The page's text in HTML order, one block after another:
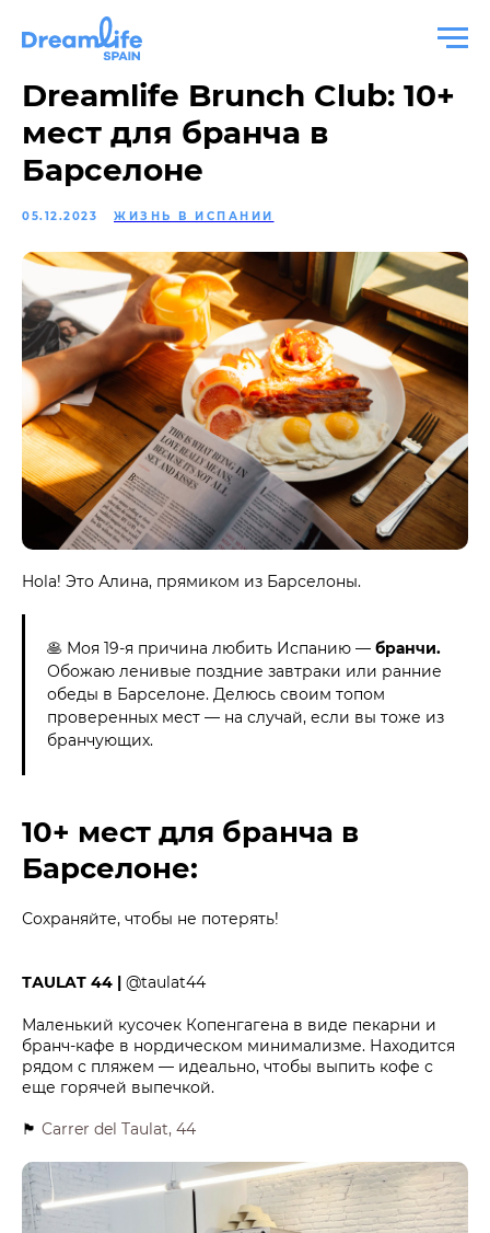
Dreamlife Brunch Club: 10+
мест для бранча в
Барселоне
05.12.2023 ЖИЗНЬ В ИСПАНИИ
Hola! Это Алина, прямиком из Барселоны.
🥞 Моя 19-я причина любить Испанию — бранчи.
Обожаю ленивые поздние завтраки или ранние
обеды в Барселоне. Делюсь своим топом
проверенных мест — на случай, если вы тоже из
бранчующих.
10+ мест для бранча в
Барселоне:
Сохраняйте, чтобы не потерять!
ТАULAT 44 | @taulat44
Маленький кусочек Копенгагена в виде пекарни и
бранч-кафе в нордическом минимализме. Находится
рядом с пляжем — идеально, чтобы выпить кофе с
еще горячей выпечкой.
🏴 Carrer del Taulat, 44